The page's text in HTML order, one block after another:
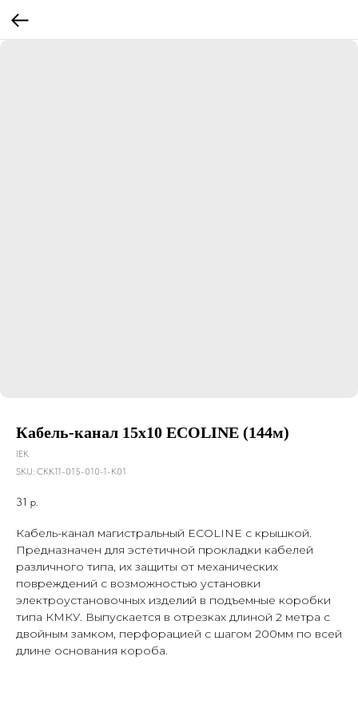
Кабель-канал 15х10 ECOLINE (144м)
IEK
SKU: CKK11-015-010-1-K01
31 р.
Кабель-канал магистральный ECOLINE с крышкой.
Предназначен для эстетичной прокладки кабелей
различного типа, их защиты от механических
повреждений с возможностью установки
электроустановочных изделий в подъемные коробки
типа КМКУ. Выпускается в отрезках длиной 2 метра с
двойным замком, перфорацией с шагом 200мм по всей
длине основания короба.